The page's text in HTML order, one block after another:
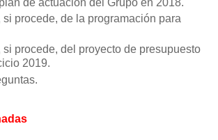
procede, de la programación para
procede, del proyecto de presupuesto
2019.